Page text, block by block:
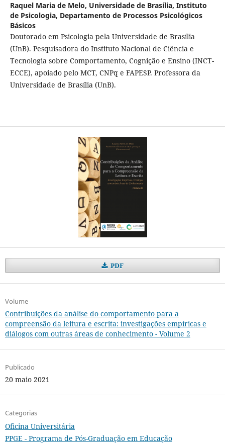
Raquel Maria de Melo, Universidade de Brasília, Instituto
de Psicologia, Departamento de Processos Psicológicos
Básicos
Doutorado em Psicologia pela Universidade de Brasília
(UnB). Pesquisadora do Instituto Nacional de Ciência e
Tecnologia sobre Comportamento, Cognição e Ensino (INCT-
ECCE), apoiado pelo MCT, CNPq e FAPESP. Professora da
Universidade de Brasília (UnB).
PDF
Volume
Contribuições da análise do comportamento para a
compreensão da leitura e escrita: investigações empíricas e
diálogos com outras áreas de conhecimento - Volume 2
Publicado
20 maio 2021
Categorias
Oficina Universitária
PPGE - Programa de Pós-Graduação em Educação